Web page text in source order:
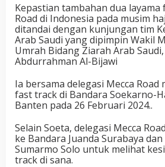
Kepastian tambahan dua layama
Road di Indonesia pada musim
ditandai dengan kunjungan tim
Arab Saudi yang dipimpin Wakil
Umrah Bidang Ziarah Arab
Abdurrahman Al-Bijawi
Ia bersama delegasi Mecca
fast track di Bandara Soekarno-
Banten pada 26 Februari 2024..
Selain Soeta, delegasi Mecca
ke Bandara Juanda Surabaya
Sumarmo Solo untuk melihat
track di sana.